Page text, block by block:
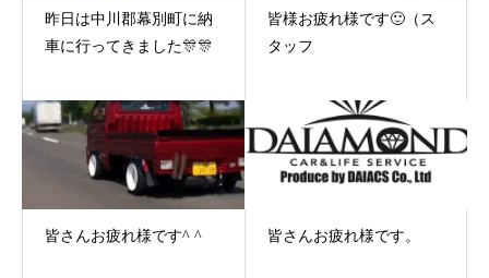
昨日は中川郡幕別町に納
車に行ってきました🎊🎊
皆様お疲れ様です🙂（ス
タッフ
皆さんお疲れ様です^ ^ 皆さんお疲れ様です。